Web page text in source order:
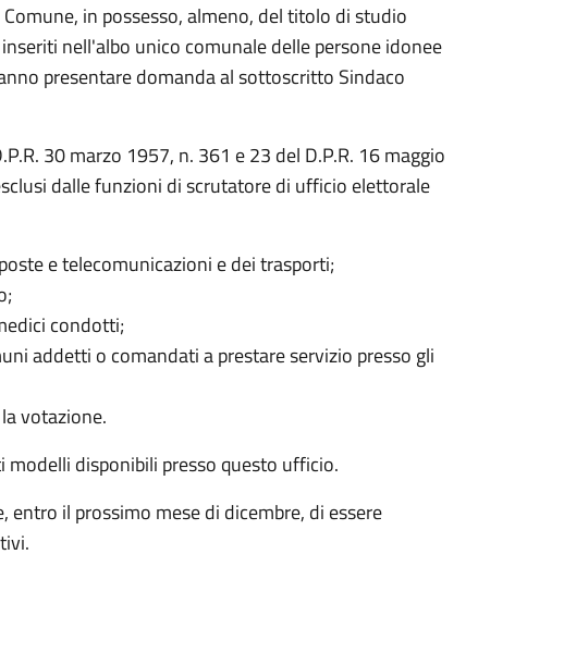
in possesso, almeno, del titolo di studio
nell'albo unico comunale delle persone idonee
presentare domanda al sottoscritto Sindaco
30 marzo 1957, n. 361 e 23 del D.P.R. 16 maggio
dalle funzioni di scrutatore di ufficio elettorale
e telecomunicazioni e dei trasporti;
condotti;
addetti o comandati a prestare servizio presso gli
votazione.
disponibili presso questo ufficio.
il prossimo mese di dicembre, di essere